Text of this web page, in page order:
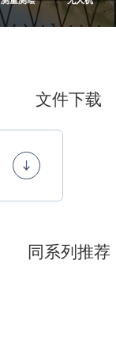
文件下载
同系列推荐